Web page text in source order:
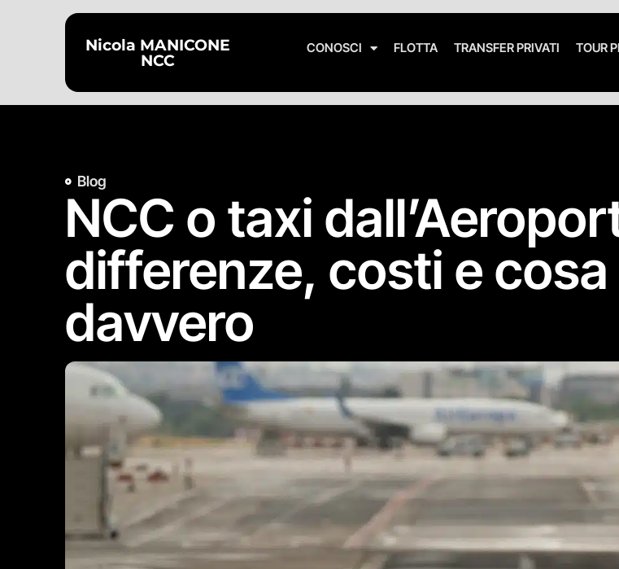
Nicola MANICONE
NCC
CONOSCI FLOTTA TRANSFER PRIVATI TOUR
Blog
NCC o taxi
differenze, costi e
davvero